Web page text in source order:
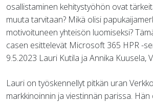
osallistaminen kehitystyöhön ovat
muuta tarvitaan? Mikä olisi
motivoituneen yhteisön luomiseksi?
casen esittelevät Microsoft 365 HPR -
9.5.2023 Lauri Kutila ja Annika Kuusela,
Lauri on työskennellyt pitkän uran
markkinoinnin ja viestinnän parissa. Hän